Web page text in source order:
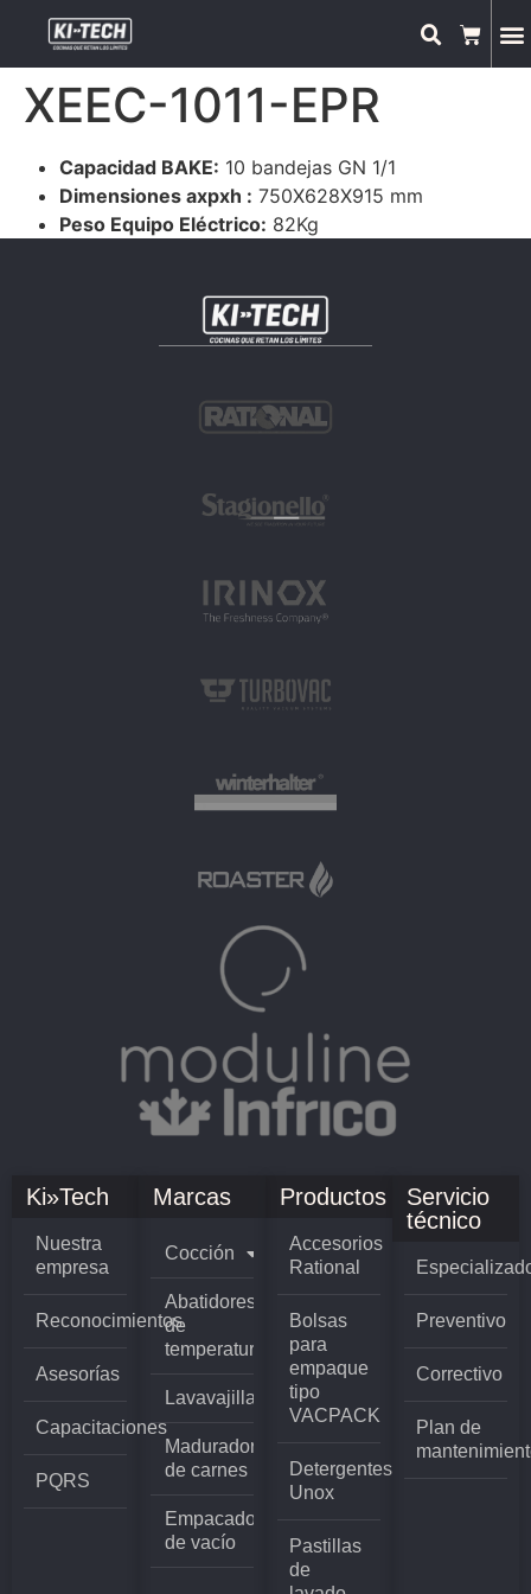
XEEC-1011-EPR
Capacidad BAKE: 10 bandejas GN 1/1
Dimensiones axpxh : 750X628X915 mm
Peso Equipo Eléctrico: 82Kg
Ki»Tech
Nuestra
empresa
Reconocimientos
Asesorías
Capacitaciones
PQRS
Marcas
Cocción
Abatidores
de
temperatura
Lavavajillas
Madurador
de carnes
Empacadoras
de vacío
Productos
Accesorios
Rational
Bolsas
para
empaque
tipo
VACPACK
Detergentes
Unox
Pastillas
de
Servicio
técnico
Preventivo
Correctivo
Plan de